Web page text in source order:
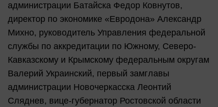
администрации Батайска Федор Ковнутов,
директор по экономике «Евродона» Александр
Михно, руководитель Управления федеральной
службы по аккредитации по Южному, Северо-
Кавказскому и Крымскому федеральным округам
Валерий Украинский, первый замглавы
администрации Новочеркасска Леонтий
Сляднев, вице-губернатор Ростовской области